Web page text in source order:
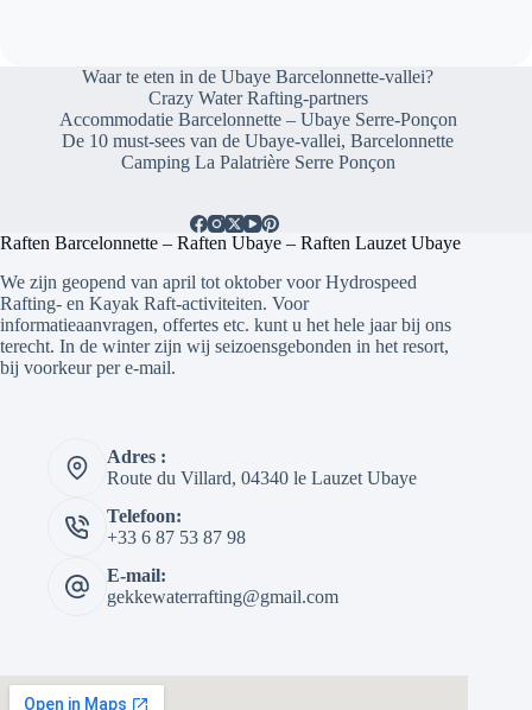
Waar te eten in de Ubaye Barcelonnette-vallei?
Crazy Water Rafting-partners
Accommodatie Barcelonnette – Ubaye Serre-Ponçon
De 10 must-sees van de Ubaye-vallei, Barcelonnette
Camping La Palatrière Serre Ponçon
Raften Barcelonnette – Raften Ubaye – Raften Lauzet Ubaye
We zijn geopend van april tot oktober voor Hydrospeed
Rafting- en Kayak Raft-activiteiten. Voor
informatieaanvragen, offertes etc. kunt u het hele jaar bij ons
terecht. In de winter zijn wij seizoensgebonden in het resort,
bij voorkeur per e-mail.
Adres :
Route du Villard, 04340 le Lauzet Ubaye
Telefoon:
+33 6 87 53 87 98
E-mail:
gekkewaterrafting@gmail.com